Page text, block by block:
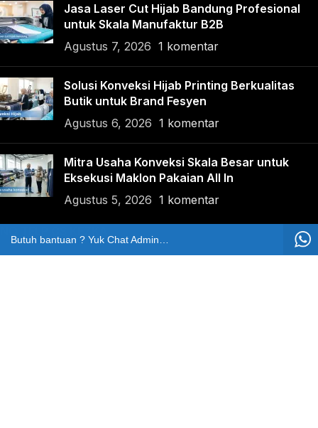
Jasa Laser Cut Hijab Bandung Profesional
untuk Skala Manufaktur B2B
Agustus 7, 2026 1 komentar
Solusi Konveksi Hijab Printing Berkualitas
Butik untuk Brand Fesyen
Agustus 6, 2026 1 komentar
Mitra Usaha Konveksi Skala Besar untuk
Eksekusi Maklon Pakaian All In
Agustus 5, 2026 1 komentar